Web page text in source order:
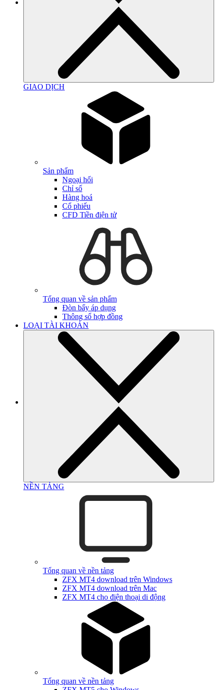
GIAO DỊCH
Sản phẩm
Ngoại hối
Chỉ số
Hàng hoá
Cổ phiếu
CFD Tiền điện tử
Tổng quan về sản phẩm
Đòn bẩy áp dụng
Thông số hợp đồng
LOẠI TÀI KHOẢN
NỀN TẢNG
Tổng quan về nền tảng
ZFX MT4 download trên Windows
ZFX MT4 download trên Mac
ZFX MT4 cho điện thoại di động
Tổng quan về nền tảng